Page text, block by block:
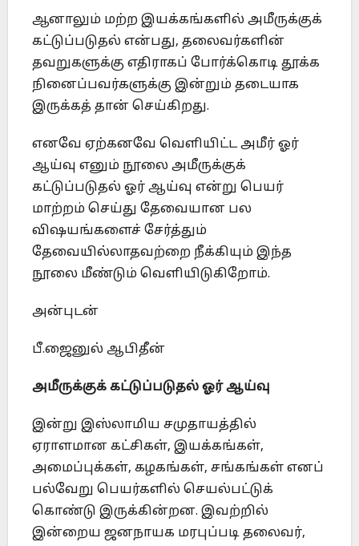
ஆனாலும் மற்ற இயக்கங்களில் அமீருக்குக்
கட்டுப்படுதல் என்பது, தலைவர்களின்
தவறுகளுக்கு எதிராகப் போர்க்கொடி தூக்க
நினைப்பவர்களுக்கு இன்றும் தடையாக
இருக்கத் தான் செய்கிறது.
எனவே ஏற்கனவே வெளியிட்ட அமீர் ஓர்
ஆய்வு எனும் நூலை அமீருக்குக்
கட்டுப்படுதல் ஓர் ஆய்வு என்று பெயர்
மாற்றம் செய்து தேவையான பல
விஷயங்களைச் சேர்த்தும்
தேவையில்லாதவற்றை நீக்கியும் இந்த
நூலை மீண்டும் வெளியிடுகிறோம்.
அன்புடன்
பீ.ஜைனுல் ஆபிதீன்
அமீருக்குக் கட்டுப்படுதல் ஓர் ஆய்வு
இன்று இஸ்லாமிய சமுதாயத்தில்
ஏராளமான கட்சிகள், இயக்கங்கள்,
அமைப்புக்கள், கழகங்கள், சங்கங்கள் எனப்
பல்வேறு பெயர்களில் செயல்பட்டுக்
கொண்டு இருக்கின்றன. இவற்றில்
இன்றைய ஜனநாயக மரபுப்படி தலைவர்,